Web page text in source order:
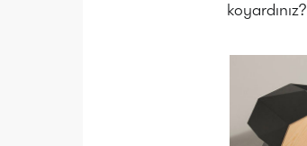
koyardınız?